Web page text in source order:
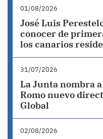
01/08/2026
José Luis
conocer de
los canarios
31/07/2026
La Junta nombra
Romo nuevo
Global
02/08/2026